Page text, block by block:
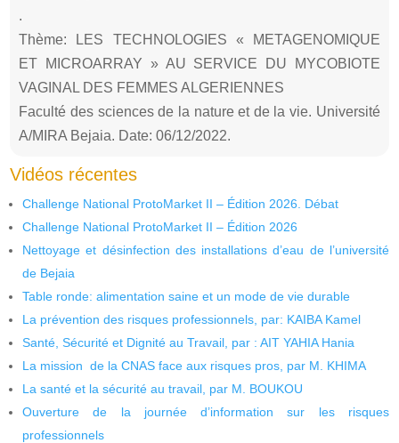
.
Thème: LES TECHNOLOGIES « METAGENOMIQUE
ET MICROARRAY » AU SERVICE DU MYCOBIOTE
VAGINAL DES FEMMES ALGERIENNES
Faculté des sciences de la nature et de la vie. Université
A/MIRA Bejaia. Date: 06/12/2022.
Vidéos récentes
Challenge National ProtoMarket II – Édition 2026. Débat
Challenge National ProtoMarket II – Édition 2026
Nettoyage et désinfection des installations d’eau de l’université
de Bejaia
Table ronde: alimentation saine et un mode de vie durable
La prévention des risques professionnels, par: KAIBA Kamel
Santé, Sécurité et Dignité au Travail, par : AIT YAHIA Hania
La mission de la CNAS face aux risques pros, par M. KHIMA
La santé et la sécurité au travail, par M. BOUKOU
Ouverture de la journée d’information sur les risques
professionnels